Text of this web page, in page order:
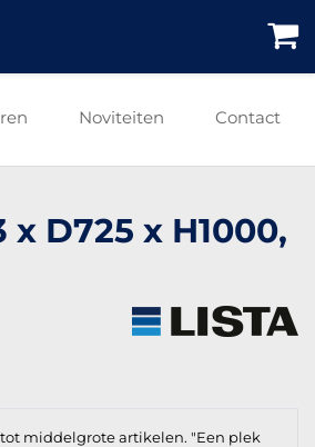
Noviteiten Contact
x D725 x H1000,
middelgrote artikelen. "Een plek